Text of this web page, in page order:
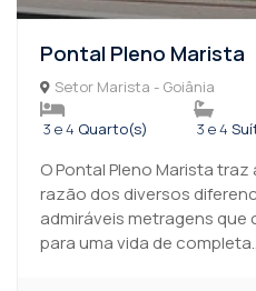
Pontal Pleno Marista
Setor Marista - Goiânia
3 e 4 Quarto(s) 3 e 4
O Pontal Pleno Marista
razão dos diversos
admiráveis metragens
para uma vida de